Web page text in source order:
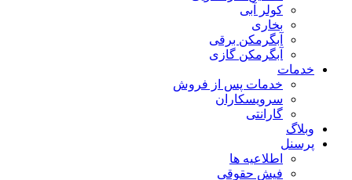
کولر آبی
بخاری
آبگرمکن برقی
آبگرمکن گازی
خدمات
خدمات پس از فروش
سرویسکاران
گارانتی
وبلاگ
پرسنل
اطلاعیه ها
فیش حقوقی